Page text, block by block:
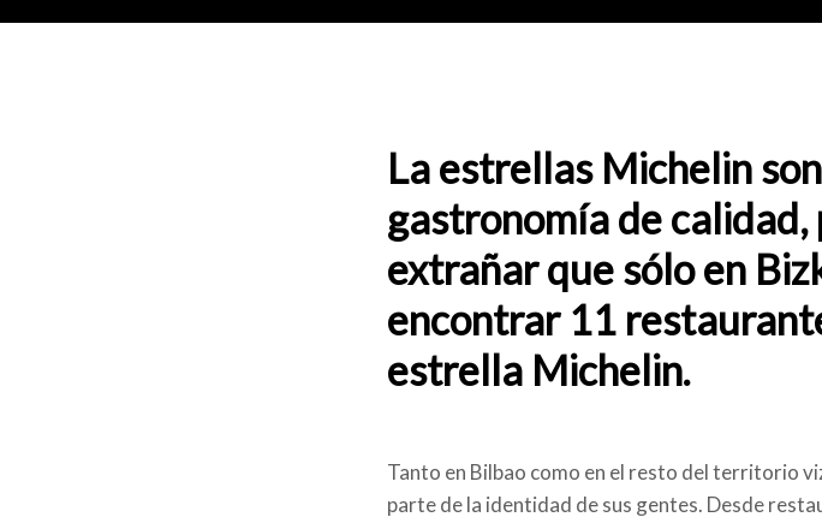
La estrellas Michelin
gastronomía de calidad,
extrañar que sólo en
encontrar 11
estrella Michelin.
Tanto en Bilbao como en el resto del territorio
parte de la identidad de sus gentes. Desde